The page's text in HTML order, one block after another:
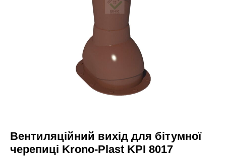
Вентиляційний вихід для бітумної
черепиці Krono-Plast KPI 8017